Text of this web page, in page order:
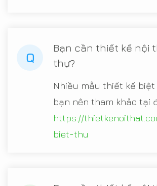
Q
Bạn cần thiết kế nội
thự?
Nhiều mẫu thiết kế
bạn nên tham khảo tại
https://
biet-thu